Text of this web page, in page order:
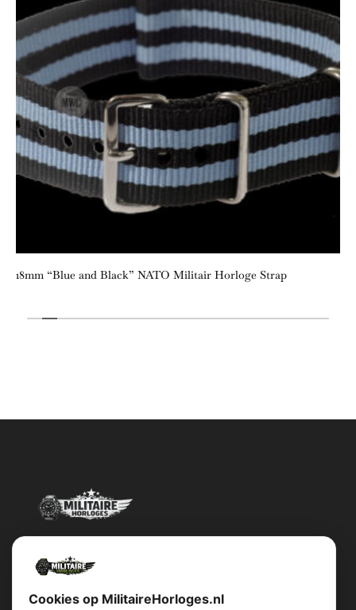
18mm “Blue and Black” NATO Militair Horloge Strap
Militairehorloges.nl is de exclusieve importeur en distributeur van
Cookies op MilitaireHorloges.nl